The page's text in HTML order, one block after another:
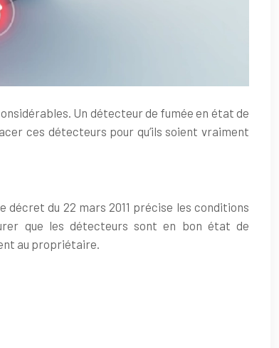
Un détecteur de fumée en état de
ces détecteurs pour qu’ils soient vraiment
du 22 mars 2011 précise les conditions
que les détecteurs sont en bon état de
au propriétaire.